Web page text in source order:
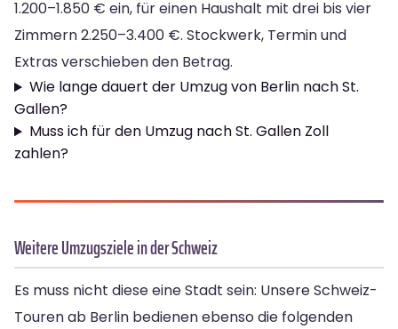
1.200–1.850 € ein, für einen Haushalt mit drei bis vier
Zimmern 2.250–3.400 €. Stockwerk, Termin und
Extras verschieben den Betrag.
Wie lange dauert der Umzug von Berlin nach St.
Gallen?
Muss ich für den Umzug nach St. Gallen Zoll
zahlen?
Weitere Umzugsziele in der Schweiz
Es muss nicht diese eine Stadt sein: Unsere Schweiz-
Touren ab Berlin bedienen ebenso die folgenden